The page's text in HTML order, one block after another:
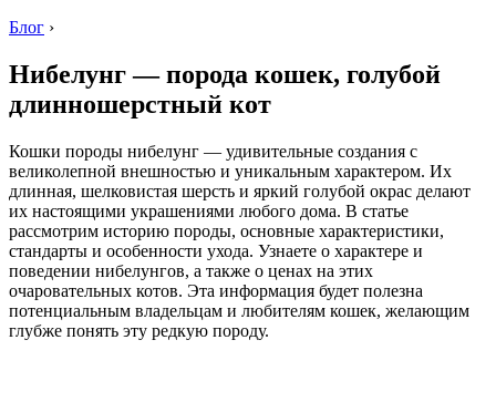
Блог ›
Нибелунг — порода кошек, голубой
длинношерстный кот
Кошки породы нибелунг — удивительные создания с
великолепной внешностью и уникальным характером. Их
длинная, шелковистая шерсть и яркий голубой окрас делают
их настоящими украшениями любого дома. В статье
рассмотрим историю породы, основные характеристики,
стандарты и особенности ухода. Узнаете о характере и
поведении нибелунгов, а также о ценах на этих
очаровательных котов. Эта информация будет полезна
потенциальным владельцам и любителям кошек, желающим
глубже понять эту редкую породу.